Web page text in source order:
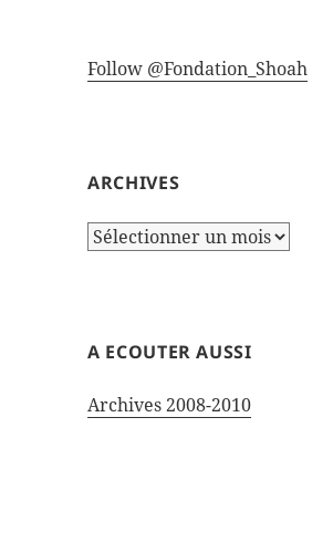
Follow @Fondation_Shoah
ARCHIVES
Archives
A ECOUTER AUSSI
Archives 2008-2010